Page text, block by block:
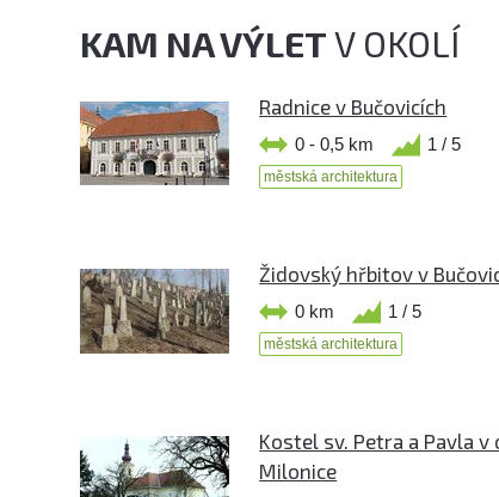
KAM NA VÝLETV OKOLÍ
Radnice v Bučovicích
0 - 0,5 km 1 / 5
městská architektura
Židovský hřbitov v
0 km 1 / 5
městská architektura
Kostel sv. Petra a Pavla v
Milonice